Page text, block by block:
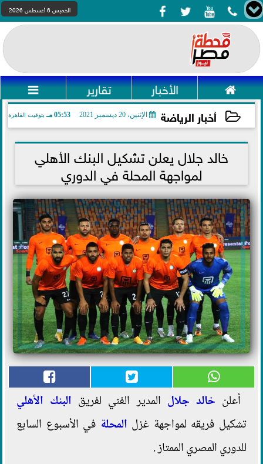
    الخميس 6 أغسطس 2026
 الأخبار تقارير 
أخبار الرياضة الإثنين، 20 ديسمبر 2021 05:53 مـ بتوقيت القاهرة
2021-12-20 17:53:53خالد جلال يعلن تشكيل البنك الأهلي
لمواجهة المحلة في الدوري
أعلن خالد جلال المدير الفني لفريق البنك الأهلي
تشكيل فريقه لمواجهة غزل المحلة في الأسبوع السابع
للدوري المصري الممتاز .